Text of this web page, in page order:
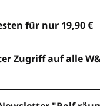
für nur 19,90 €
Zugriff auf alle